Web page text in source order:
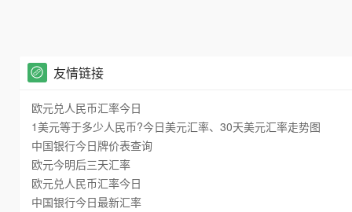
友情链接
欧元兑人民币汇率今日
1美元等于多少人民币?今日美元汇率、30天美元汇率走势图
中国银行今日牌价表查询
欧元今明后三天汇率
欧元兑人民币汇率今日
中国银行今日最新汇率